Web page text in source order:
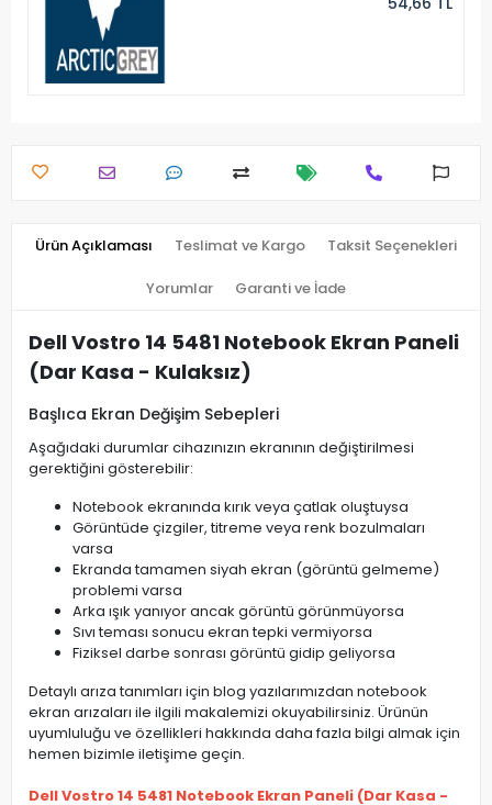
Ürün Açıklaması Teslimat ve Kargo Taksit Seçenekleri
Yorumlar Garanti ve İade
Dell Vostro 14 5481 Notebook Ekran Paneli
(Dar Kasa - Kulaksız)
Başlıca Ekran Değişim Sebepleri
Aşağıdaki durumlar cihazınızın ekranının değiştirilmesi
gerektiğini gösterebilir:
Notebook ekranında kırık veya çatlak oluştuysa
Görüntüde çizgiler, titreme veya renk bozulmaları
varsa
Ekranda tamamen siyah ekran (görüntü gelmeme)
problemi varsa
Arka ışık yanıyor ancak görüntü görünmüyorsa
Sıvı teması sonucu ekran tepki vermiyorsa
Fiziksel darbe sonrası görüntü gidip geliyorsa
Detaylı arıza tanımları için blog yazılarımızdan notebook
ekran arızaları ile ilgili makalemizi okuyabilirsiniz. Ürünün
uyumluluğu ve özellikleri hakkında daha fazla bilgi almak için
hemen bizimle iletişime geçin.
Dell Vostro 14 5481 Notebook Ekran Paneli (Dar Kasa -